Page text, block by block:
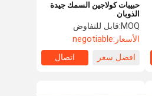
حبيبات كولاجين السمك جيدة
الذوبان
MOQ: قابل للتفاوض
الأسعار:negotiable
افضل سعر
اتصال